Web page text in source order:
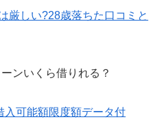
厳しい?28歳落ちた口コミと
入可能額限度額データ付